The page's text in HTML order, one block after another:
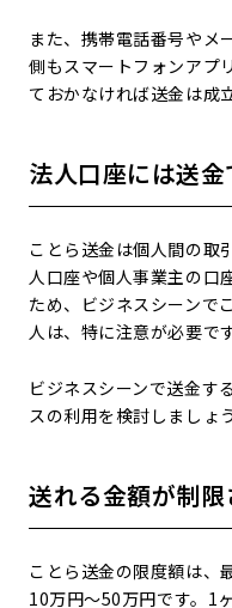
また、携帯電話番号やメ
側もスマートフォンアプ
ておかなければ送金は成
法人口座には送
ことら送金は個人間の取
人口座や個人事業主の口
ため、ビジネスシーンで
人は、特に注意が必要です
ビジネスシーンで送金す
スの利用を検討しましょう
送れる金額が制限
ことら送金の限度額は、
10万円～50万円です。1